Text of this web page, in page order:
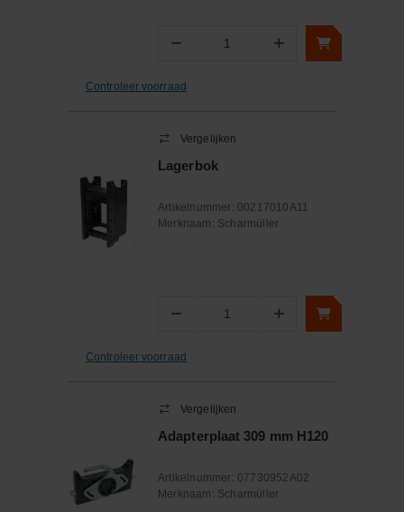
− Aantal +
Controleer voorraad
Vergelijken
Lagerbok
Artikelnummer: 00217010A11
Merknaam: Scharmüller
− Aantal +
Controleer voorraad
Vergelijken
Adapterplaat 309 mm H120
Artikelnummer: 07730952A02
Merknaam: Scharmüller